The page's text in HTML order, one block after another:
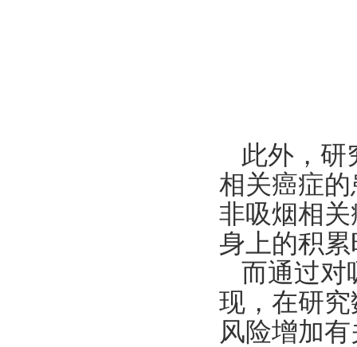
此外，研
相关癌症
非吸烟相
身上的积
而通过对
现，在研
风险增加